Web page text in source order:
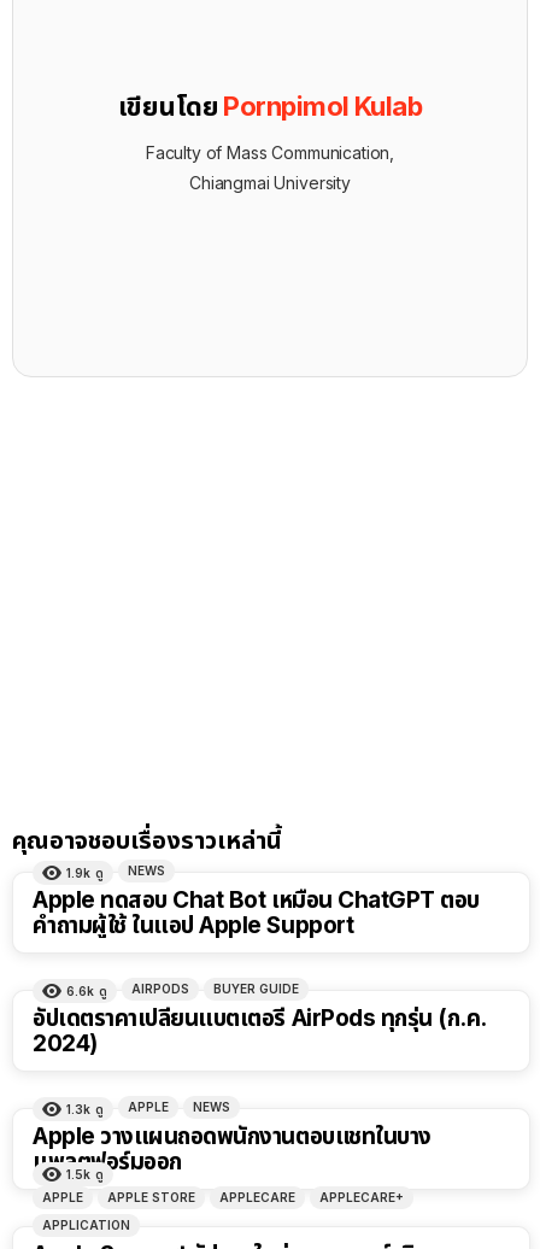
เขียนโดย Pornpimol Kulab
Faculty of Mass Communication,
Chiangmai University
คุณอาจชอบเรื่องราวเหล่านี้
1.9k ดู NEWS
Apple ทดสอบ Chat Bot เหมือน ChatGPT ตอบ
คำถามผู้ใช้ ในแอป Apple Support
6.6k ดู AIRPODS BUYER GUIDE
อัปเดตราคาเปลี่ยนแบตเตอรี่ AirPods ทุกรุ่น (ก.ค.
2024)
1.3k ดู APPLE NEWS
Apple วางแผนถอดพนักงานตอบแชทในบาง
แพลตฟอร์มออก
1.5k ดู
APPLE
APPLE STORE APPLECARE
APPLECARE+
APPLICATION